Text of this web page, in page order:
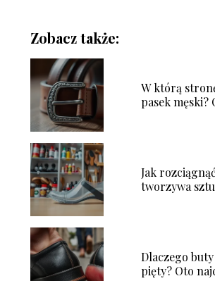
Zobacz także:
W którą
pasek męski?
Jak
tworzywa
Dlaczego
pięty? Oto